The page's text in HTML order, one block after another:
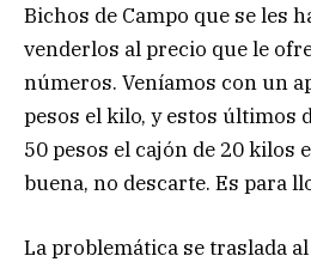
Bichos de Campo que se les
venderlos al precio que le
números. Veníamos con un
pesos el kilo, y estos últimos
50 pesos el cajón de 20 kilos
buena, no descarte. Es para
La problemática se traslada